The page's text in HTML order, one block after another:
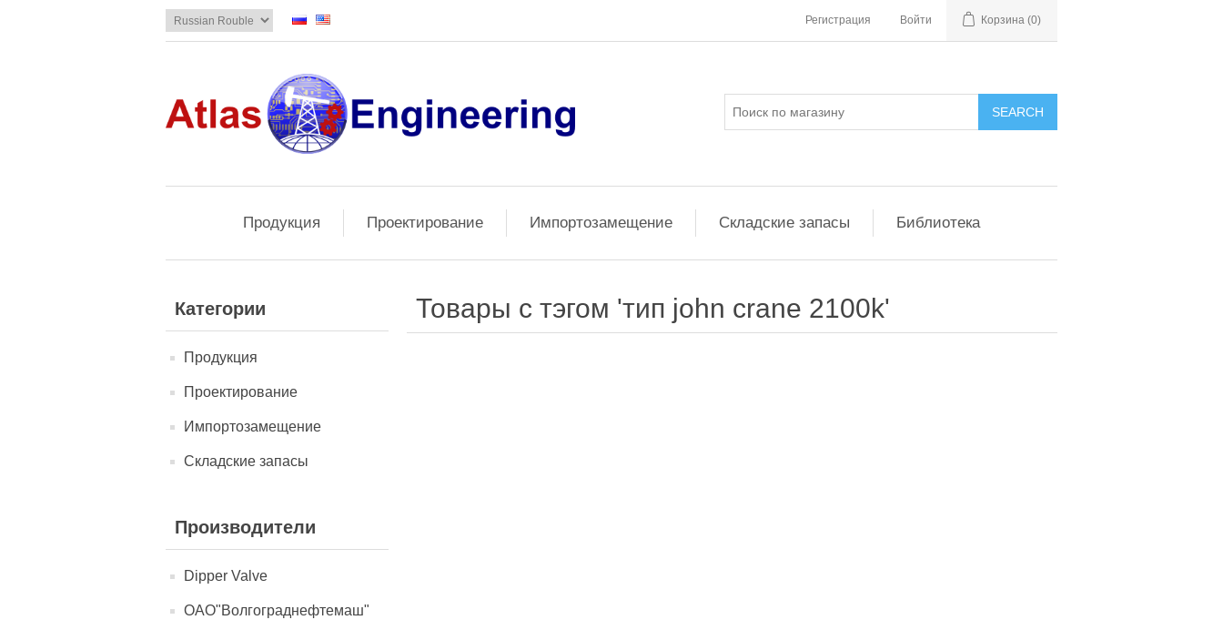
Регистрация Войти Корзина (0)
Продукция Проектирование Импортозамещение Складские запасы Библиотека
Категории
Продукция
Проектирование
Импортозамещение
Складские запасы
Производители
Dipper Valve
ОАО"Волгограднефтемаш"
Товары с тэгом 'тип john crane 2100k'